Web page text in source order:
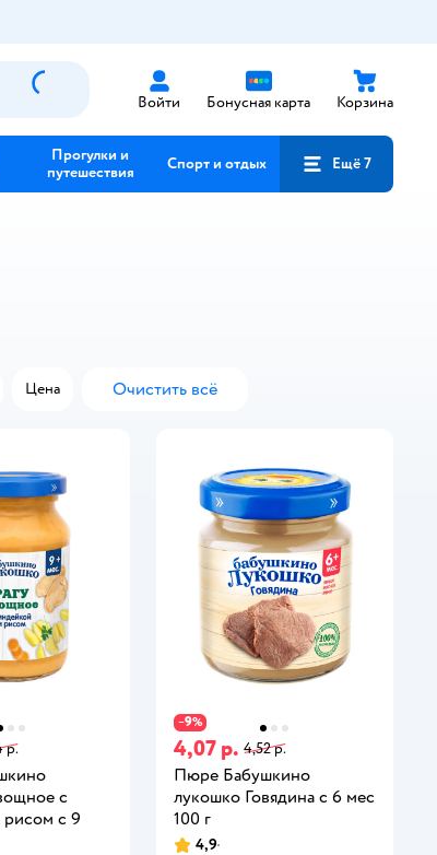
Войти Бонусная карта Корзина
Прогулки и
путешествия
Спорт и отдых Ещё 7
Цена Очистить всё
р.
с
с 9
−9%
4,07 р. 4,52 р.
Пюре Бабушкино
лукошко Говядина с 6 мес
100 г
4,9